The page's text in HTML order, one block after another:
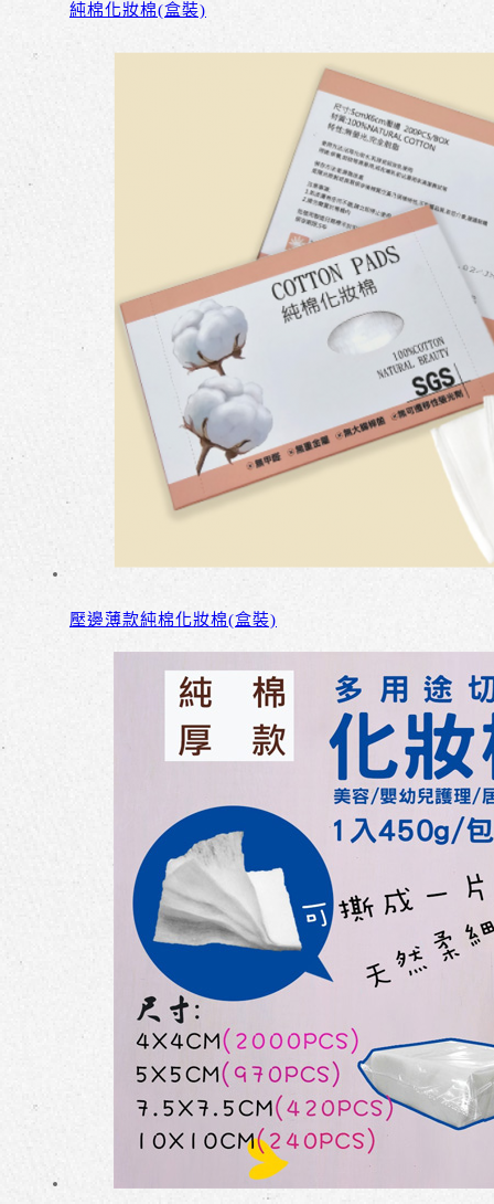
純棉化妝棉(盒裝)
壓邊薄款純棉化妝棉(盒裝)